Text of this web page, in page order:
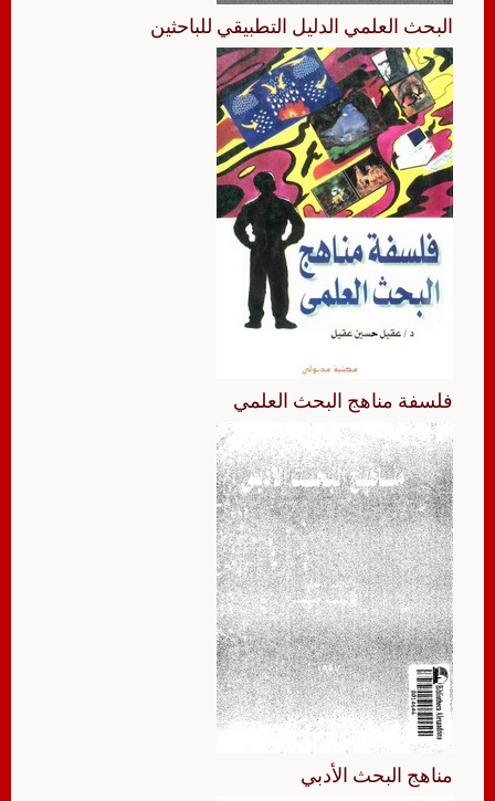
البحث العلمي الدليل التطبيقي للباحثين
فلسفة مناهج البحث العلمي
مناهج البحث الأدبي